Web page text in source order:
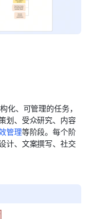
化、可管理的任务，
划、受众研究、内容
管理等阶段。每个阶
计、文案撰写、社交